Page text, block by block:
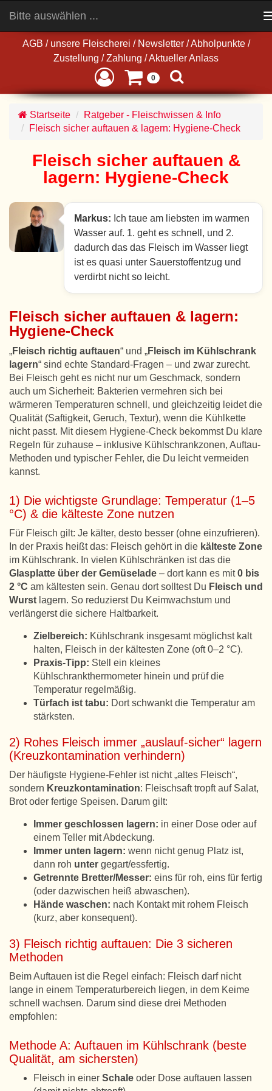
AGB / unsere Fleischerei / Newsletter / Abholpunkte /
Zustellung / Zahlung /Aktueller Anlass
0
Bitte auswählen ...
navigation
Startseite
Ratgeber - Fleischwissen & Info
Fleisch sicher auftauen & lagern: Hygiene-Check
Fleisch sicher auftauen &
lagern: Hygiene-Check
Markus: Ich taue am liebsten im warmen
Wasser auf. 1. geht es schnell, und 2.
dadurch das das Fleisch im Wasser liegt
ist es quasi unter Sauerstoffentzug und
verdirbt nicht so leicht.
Fleisch sicher auftauen & lagern:
Hygiene-Check
„Fleisch richtig auftauen“ und „Fleisch im Kühlschrank
lagern“ sind echte Standard-Fragen – und zwar zurecht.
Bei Fleisch geht es nicht nur um Geschmack, sondern
auch um Sicherheit: Bakterien vermehren sich bei
wärmeren Temperaturen schnell, und gleichzeitig leidet die
Qualität (Saftigkeit, Geruch, Textur), wenn die Kühlkette
nicht passt. Mit diesem Hygiene-Check bekommst Du klare
Regeln für zuhause – inklusive Kühlschrankzonen, Auftau-
Methoden und typischer Fehler, die Du leicht vermeiden
kannst.
1) Die wichtigste Grundlage: Temperatur (1–5
°C) & die kälteste Zone nutzen
Für Fleisch gilt: Je kälter, desto besser (ohne einzufrieren).
In der Praxis heißt das: Fleisch gehört in die kälteste Zone
im Kühlschrank. In vielen Kühlschränken ist das die
Glasplatte über der Gemüselade – dort kann es mit0 bis
2 °C am kältesten sein. Genau dort solltest Du Fleisch und
Wurst lagern. So reduzierst Du Keimwachstum und
verlängerst die sichere Haltbarkeit.
Zielbereich: Kühlschrank insgesamt möglichst kalt
halten, Fleisch in der kältesten Zone (oft 0–2 °C).
Praxis-Tipp: Stell ein kleines
Kühlschrankthermometer hinein und prüf die
Temperatur regelmäßig.
Türfach ist tabu: Dort schwankt die Temperatur am
stärksten.
2) Rohes Fleisch immer „auslauf-sicher“ lagern
(Kreuzkontamination verhindern)
Der häufigste Hygiene-Fehler ist nicht „altes Fleisch“,
sondern Kreuzkontamination: Fleischsaft tropft auf Salat,
Brot oder fertige Speisen. Darum gilt:
Immer geschlossen lagern: in einer Dose oder auf
einem Teller mit Abdeckung.
Immer unten lagern: wenn nicht genug Platz ist,
dann roh unter gegart/essfertig.
Getrennte Bretter/Messer: eins für roh, eins für fertig
(oder dazwischen heiß abwaschen).
Hände waschen: nach Kontakt mit rohem Fleisch
(kurz, aber konsequent).
3) Fleisch richtig auftauen: Die 3 sicheren
Methoden
Beim Auftauen ist die Regel einfach: Fleisch darf nicht
lange in einem Temperaturbereich liegen, in dem Keime
schnell wachsen. Darum sind diese drei Methoden
empfohlen:
Methode A: Auftauen im Kühlschrank (beste
Qualität, am sichersten)
Fleisch in einer Schale oder Dose auftauen lassen